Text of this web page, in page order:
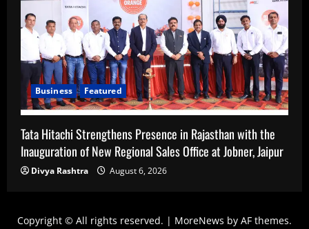
Business Featured
Tata Hitachi Strengthens Presence in Rajasthan with the
Inauguration of New Regional Sales Office at Jobner, Jaipur
Divya Rashtra August 6, 2026
Copyright © All rights reserved. | MoreNews by AF themes.